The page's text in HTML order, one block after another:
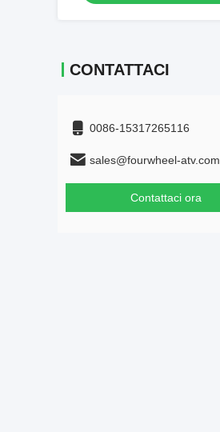
CONTATTACI
0086-15317265116
sales@fourwheel-atv.com
Contattaci ora